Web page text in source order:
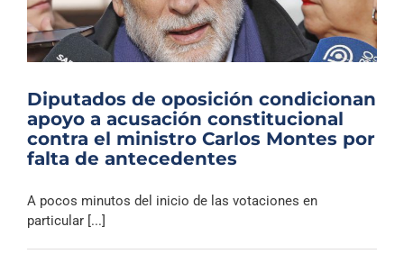
Diputados de oposición condicionan
apoyo a acusación constitucional
contra el ministro Carlos Montes por
falta de antecedentes
A pocos minutos del inicio de las votaciones en
particular [...]